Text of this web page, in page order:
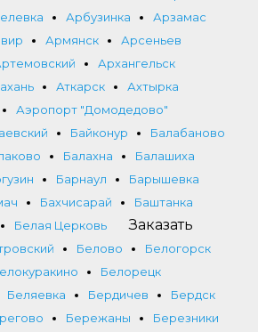
Арбузинка
Арзамас
Армянск
Арсеньев
Архангельск
Аткарск
Ахтырка
Аэропорт "Домодедово"
Байконур
Балабаново
Балахна
Балашиха
Барнаул
Барышевка
Бахчисарай
Баштанка
Белая Церковь
Белово
Белогорск
Белорецк
Беляевка Бердичев
Бердск
Бережаны
Березники
Заказать